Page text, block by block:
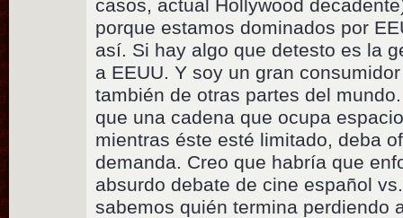
casos, actual Hollywood
porque estamos dominados por
así. Si hay algo que detesto es la
a EEUU. Y soy un gran
también de otras partes del
que una cadena que ocupa
mientras éste esté limitado, deba
demanda. Creo que habría que
absurdo debate de cine español
sabemos quién termina perdiendo